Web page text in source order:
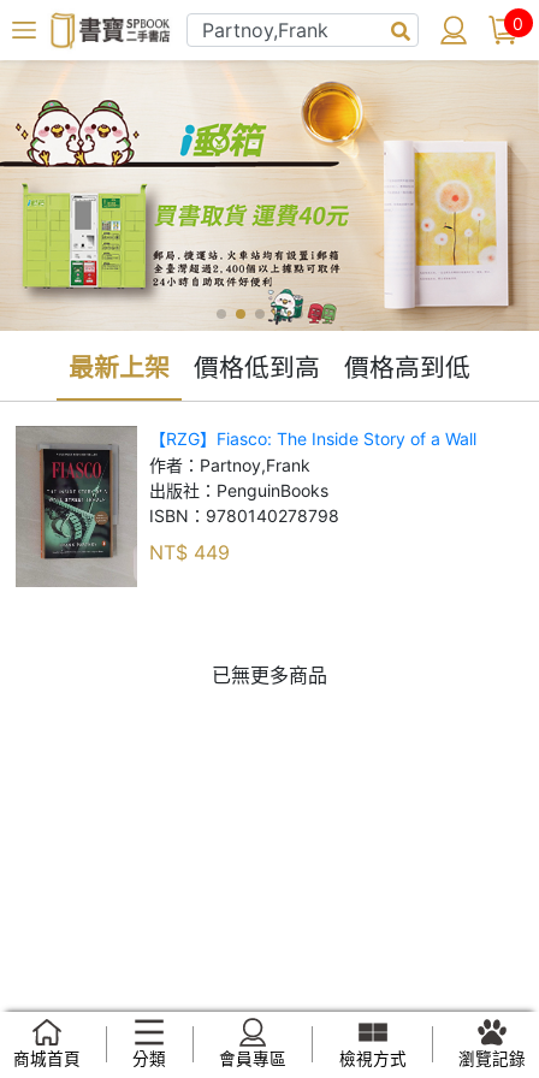
0
最新上架 價格低到高 價格高到低
【RZG】Fiasco: The Inside Story of a Wall
Street Trader_Partnoy, Fran
作者： Partnoy,Frank
出版社： PenguinBooks
ISBN： 9780140278798
NT$ 449
已無更多商品
商城首頁 分類 會員專區 檢視方式 瀏覽記錄